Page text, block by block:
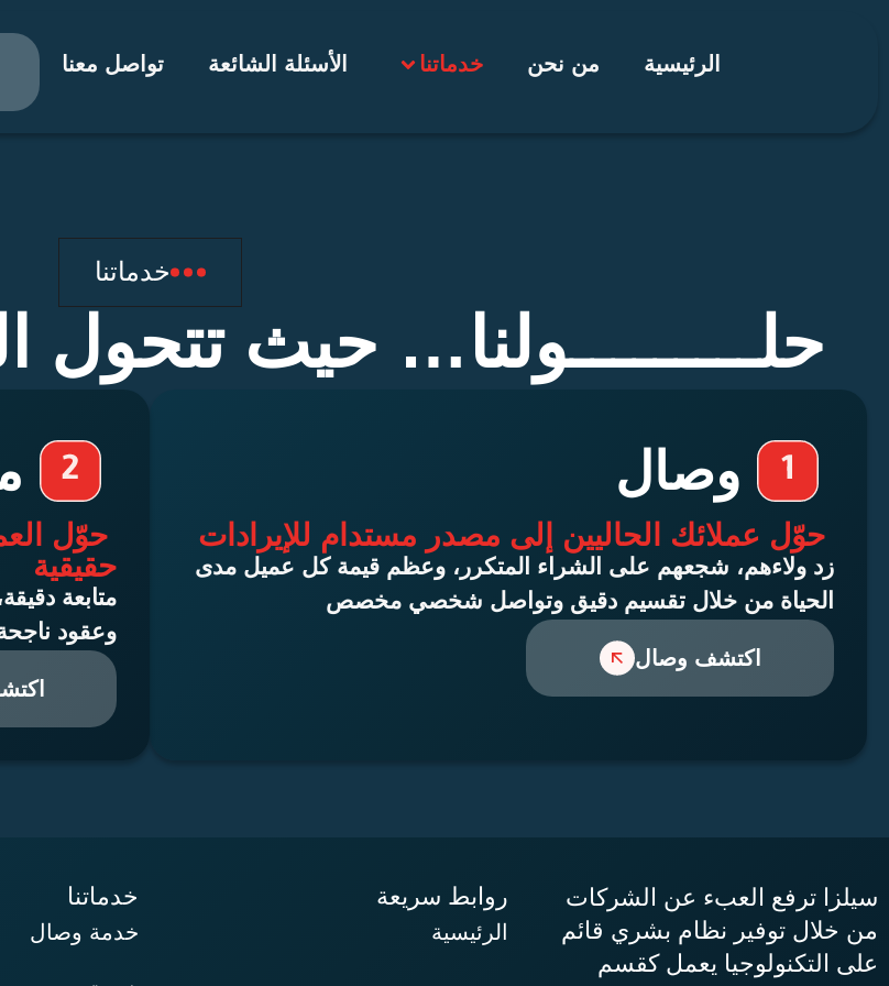
الرئيسية من نحن خدماتنا الأسئلة الشائعة تواصل معنا
خدماتنا
حلـــــــــولنا… حيث
وصال
حوّل عملائك الحاليين إلى مصدر مستدام للإيرادات
زد ولاءهم، شجعهم على الشراء المتكرر، وعظم قيمة كل عميل مدى
الحياة من خلال تقسيم دقيق وتواصل شخصي مخصص
اكتشف وصال
حوّل
حقيقية
متابعة
وعقود
سيلزا ترفع العبء عن الشركات
من خلال توفير نظام بشري قائم
على التكنولوجيا يعمل كقسم
روابط سريعة
الرئيسية
خدماتنا
خدمة وصال